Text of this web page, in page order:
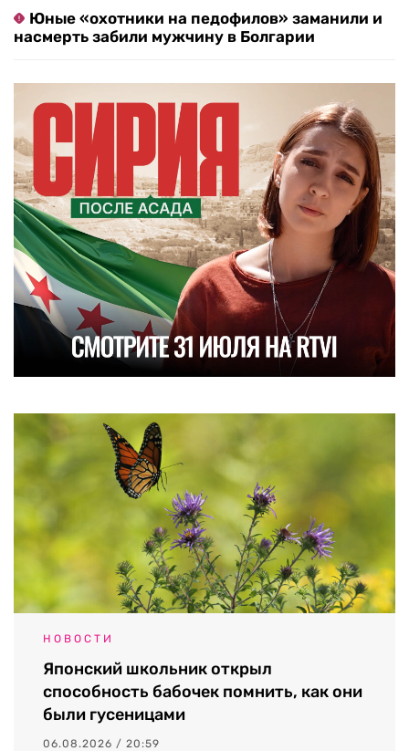
Юные «охотники на педофилов» заманили и
насмерть забили мужчину в Болгарии
НОВОСТИ
Японский школьник открыл
способность бабочек помнить, как они
были гусеницами
06.08.2026 / 20:59